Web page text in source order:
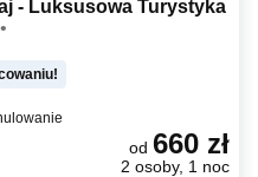
- Luksusowa Turystyka
od 660 zł
2 osoby, 1 noc